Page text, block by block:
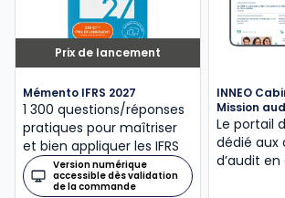
Prix de lancement
Mémento IFRS 2027
1 300 questions/réponses
pratiques pour maîtriser
et bien appliquer les IFRS
Version numérique
accessible dès validation
de la commande
INNEO
Mission
Le portail
dédié aux
d’audit